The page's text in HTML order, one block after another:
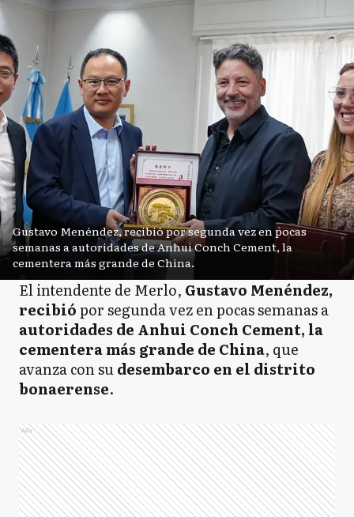
Gustavo Menéndez, recibió por segunda vez en pocas
semanas a autoridades de Anhui Conch Cement, la
cementera más grande de China.
El intendente de Merlo, Gustavo Menéndez,
recibiópor segunda vez en pocas semanas a
autoridades de Anhui Conch Cement, la
cementera más grande de China, que
avanza con sudesembarco en el distrito
bonaerense.
Ads